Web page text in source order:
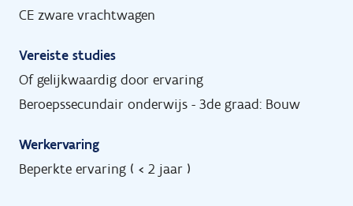
CE zware vrachtwagen
Vereiste studies
Of gelijkwaardig door ervaring
Beroepssecundair onderwijs - 3de graad: Bouw
Werkervaring
Beperkte ervaring ( < 2 jaar )